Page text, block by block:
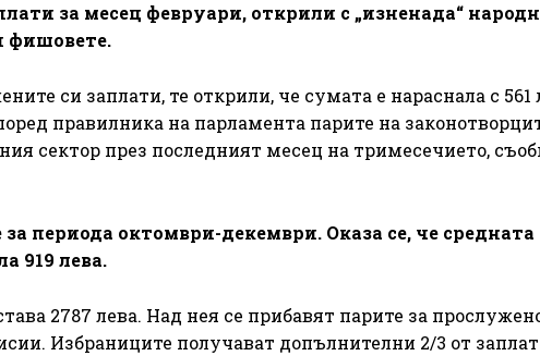
за месец февруари, открили с „изненада“
фишовете.
си заплати, те открили, че сумата е нараснала с 561
правилника на парламента парите на
сектор през последният месец на тримесечието,
периода октомври-декември. Оказа се, че средната
919 лева.
2787 лева. Над нея се прибавят парите за
Избраниците получават допълнителни 2/3 от